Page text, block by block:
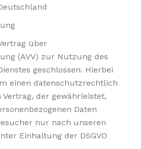
über
(AVV) zur Nutzung des
geschlossen. Hierbei
einen datenschutzrechtlich
Vertrag, der gewährleistet,
Daten
nur nach unseren
Einhaltung der DSGVO